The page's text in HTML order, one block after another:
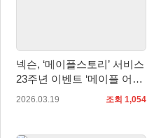
넥슨, ‘메이플스토리’ 서비스
23주년 이벤트 ‘메이플 어
택!’ 실시
2026.03.19 조회 1,054